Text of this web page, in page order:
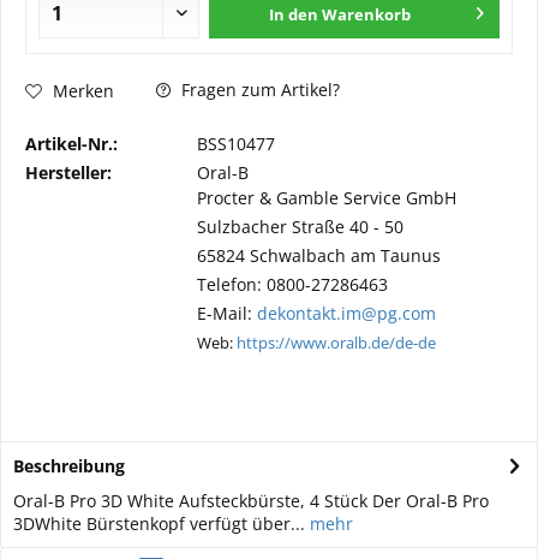
In den Warenkorb
Merken Fragen zum Artikel?
Artikel-Nr.:
BSS10477
Hersteller:
Oral-B
Procter & Gamble Service GmbH
Sulzbacher Straße 40 - 50
65824 Schwalbach am Taunus
Telefon: 0800-27286463
E-Mail: dekontakt.im@pg.com
Web: https://www.oralb.de/de-de
Beschreibung
Oral-B Pro 3D White Aufsteckbürste, 4 Stück Der Oral-B Pro
3DWhite Bürstenkopf verfügt über... mehr